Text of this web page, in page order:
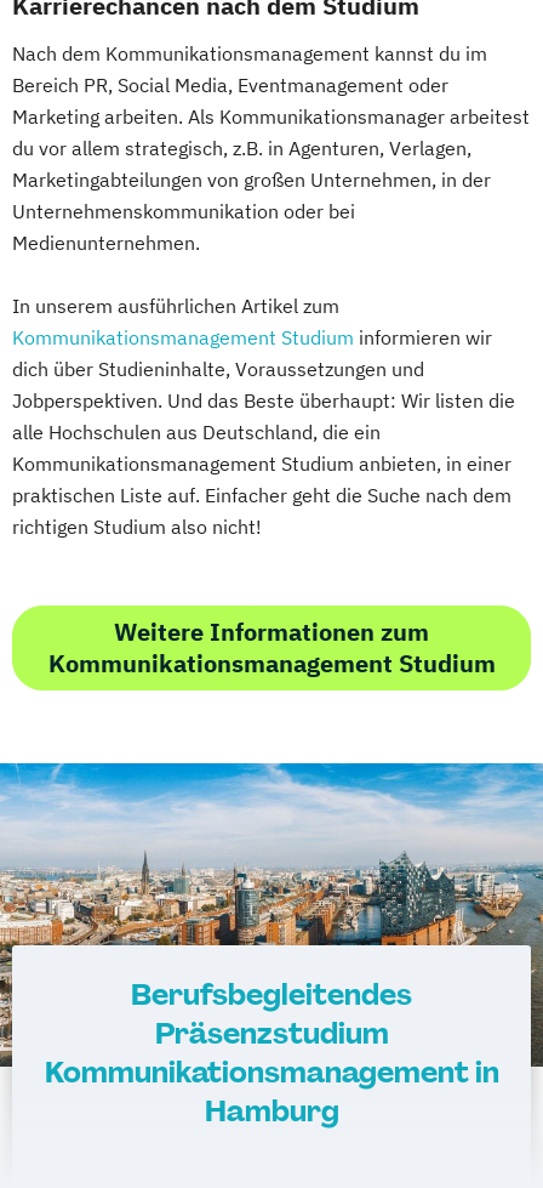
Nach dem Kommunikationsmanagement kannst du im
Bereich PR, Social Media, Eventmanagement oder
Marketing arbeiten. Als Kommunikationsmanager arbeitest
du vor allem strategisch, z.B. in Agenturen, Verlagen,
Marketingabteilungen von großen Unternehmen, in der
Unternehmenskommunikation oder bei
Medienunternehmen.
In unserem ausführlichen Artikel zum
Kommunikationsmanagement Studium informieren wir
dich über Studieninhalte, Voraussetzungen und
Jobperspektiven. Und das Beste überhaupt: Wir listen die
alle Hochschulen aus Deutschland, die ein
Kommunikationsmanagement Studium anbieten, in einer
praktischen Liste auf. Einfacher geht die Suche nach dem
richtigen Studium also nicht!
Weitere Informationen zum
Kommunikationsmanagement Studium
Berufsbegleitendes
Präsenzstudium
Kommunikationsmanagement in
Hamburg